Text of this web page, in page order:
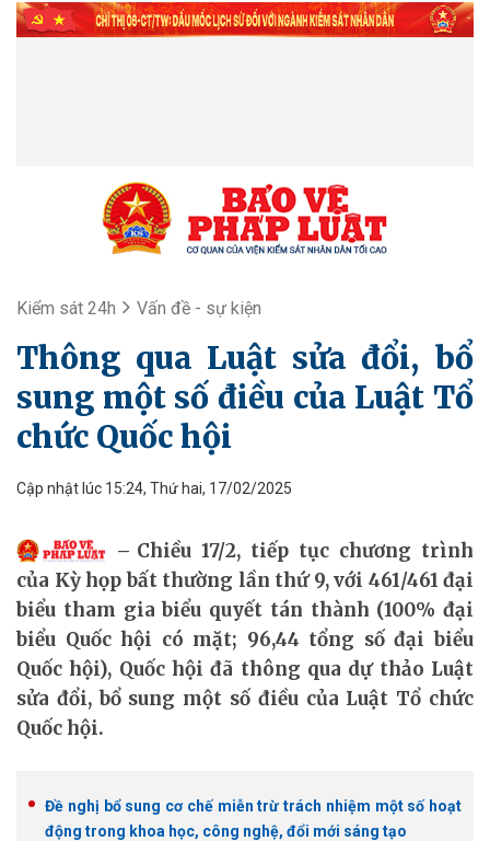
Kiểm sát 24h Vấn đề - sự kiện
Thông qua Luật sửa đổi, bổ
sung một số điều của Luật Tổ
chức Quốc hội
Cập nhật lúc 15:24, Thứ hai, 17/02/2025
Chiều 17/2, tiếp tục chương trình
của Kỳ họp bất thường lần thứ 9, với 461/461 đại
biểu tham gia biểu quyết tán thành (100% đại
biểu Quốc hội có mặt; 96,44 tổng số đại biểu
Quốc hội), Quốc hội đã thông qua dự thảo Luật
sửa đổi, bổ sung một số điều của Luật Tổ chức
Quốc hội.
Đề nghị bổ sung cơ chế miễn trừ trách nhiệm một số hoạt
động trong khoa học, công nghệ, đổi mới sáng tạo